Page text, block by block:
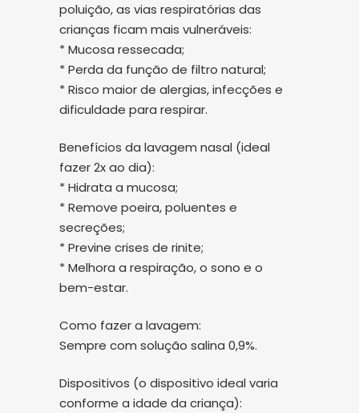
poluição, as vias respiratórias das
crianças ficam mais vulneráveis:
* Mucosa ressecada;
* Perda da função de filtro natural;
* Risco maior de alergias, infecções e
dificuldade para respirar.
Benefícios da lavagem nasal (ideal
fazer 2x ao dia):
* Hidrata a mucosa;
* Remove poeira, poluentes e
secreções;
* Previne crises de rinite;
* Melhora a respiração, o sono e o
bem-estar.
Como fazer a lavagem:
Sempre com solução salina 0,9%.
Dispositivos (o dispositivo ideal varia
conforme a idade da criança):